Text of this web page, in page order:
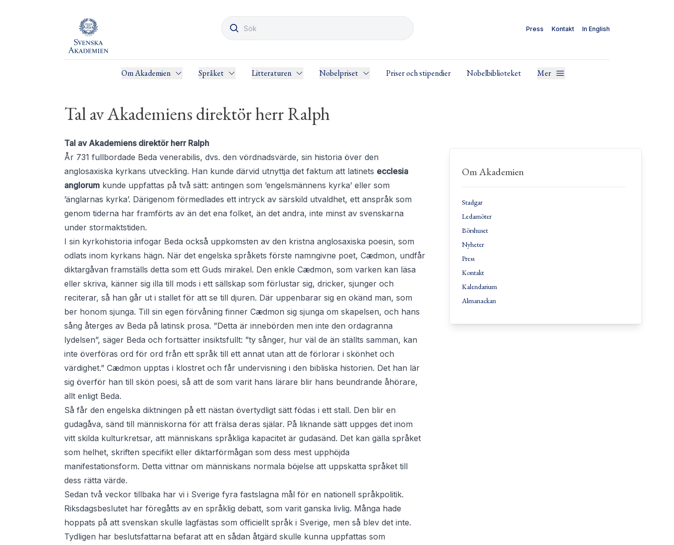
Press Kontakt In English
Om Akademien Språket Litteraturen Nobelpriset Priser och stipendier Nobelbiblioteket Mer
Tal av Akademiens direktör herr Ralph
Tal av Akademiens direktör herr Ralph
År 731 fullbordade Beda venerabilis, dvs. den vördnadsvärde, sin historia över den
anglosaxiska kyrkans utveckling. Han kunde därvid utnyttja det faktum att latinets ecclesia
anglorum kunde uppfattas på två sätt: antingen som ’engelsmännens kyrka’ eller som
’änglarnas kyrka’. Därigenom förmedlades ett intryck av särskild utvaldhet, ett anspråk som
genom tiderna har framförts av än det ena folket, än det andra, inte minst av svenskarna
under stormaktstiden.
I sin kyrkohistoria infogar Beda också uppkomsten av den kristna anglosaxiska poesin, som
odlats inom kyrkans hägn. När det engelska språkets förste namngivne poet, Cædmon, undfår
diktargåvan framställs detta som ett Guds mirakel. Den enkle Cædmon, som varken kan läsa
eller skriva, känner sig illa till mods i ett sällskap som förlustar sig, dricker, sjunger och
reciterar, så han går ut i stallet för att se till djuren. Där uppenbarar sig en okänd man, som
ber honom sjunga. Till sin egen förvåning finner Cædmon sig sjunga om skapelsen, och hans
sång återges av Beda på latinsk prosa. ”Detta är innebörden men inte den ordagranna
lydelsen”, säger Beda och fortsätter insiktsfullt: ”ty sånger, hur väl de än ställts samman, kan
inte överföras ord för ord från ett språk till ett annat utan att de förlorar i skönhet och
värdighet.” Cædmon upptas i klostret och får undervisning i den bibliska historien. Det han lär
sig överför han till skön poesi, så att de som varit hans lärare blir hans beundrande åhörare,
allt enligt Beda.
Så får den engelska diktningen på ett nästan övertydligt sätt födas i ett stall. Den blir en
gudagåva, sänd till människorna för att frälsa deras själar. På liknande sätt uppges det inom
vitt skilda kulturkretsar, att människans språkliga kapacitet är gudasänd. Det kan gälla språket
som helhet, skriften specifikt eller diktarförmågan som dess mest upphöjda
manifestationsform. Detta vittnar om människans normala böjelse att uppskatta språket till
dess rätta värde.
Sedan två veckor tillbaka har vi i Sverige fyra fastslagna mål för en nationell språkpolitik.
Riksdagsbeslutet har föregåtts av en språklig debatt, som varit ganska livlig. Många hade
hoppats på att svenskan skulle lagfästas som officiellt språk i Sverige, men så blev det inte.
Tydligen har beslutsfattarna befarat att en sådan åtgärd skulle kunna uppfattas som
Om Akademien
Stadgar
Ledamöter
Börshuset
Nyheter
Press
Kontakt
Kalendarium
Almanackan